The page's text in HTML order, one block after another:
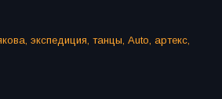
, экспедиция, танцы, Auto, артекс,